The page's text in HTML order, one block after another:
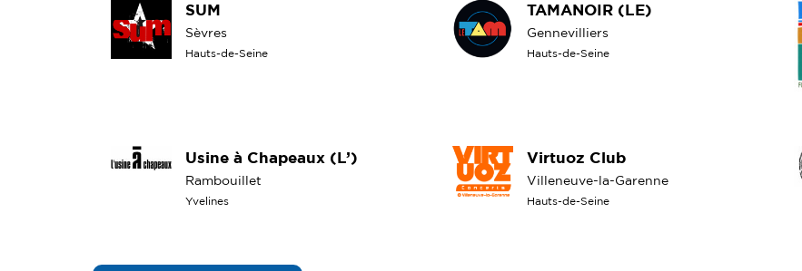
SUM
Sèvres
Hauts-de-Seine
TAMANOIR (LE)
Gennevilliers
Hauts-de-Seine
Usine à Chapeaux (L’)
Rambouillet
Yvelines
Virtuoz Club
Villeneuve-la-Garenne
Hauts-de-Seine